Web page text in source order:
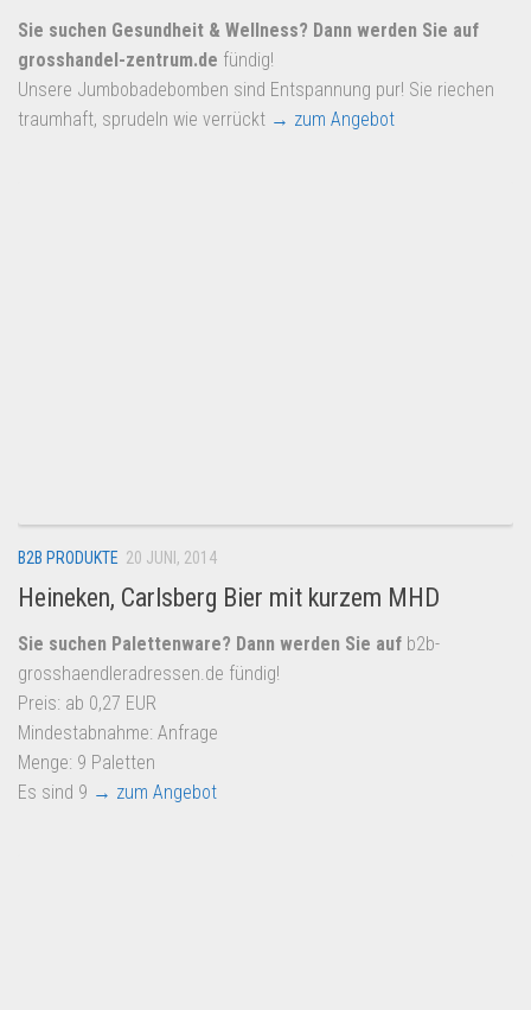
Sie suchen Gesundheit & Wellness? Dann werden Sie auf
grosshandel-zentrum.de fündig!
Unsere Jumbobadebomben sind Entspannung pur! Sie riechen
traumhaft, sprudeln wie verrückt → zum Angebot
B2B PRODUKTE 20 JUNI, 2014
Heineken, Carlsberg Bier mit kurzem MHD
Sie suchen Palettenware? Dann werden Sie auf b2b-
grosshaendleradressen.de fündig!
Preis: ab 0,27 EUR
Mindestabnahme: Anfrage
Menge: 9 Paletten
Es sind 9 → zum Angebot